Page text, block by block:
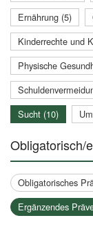
Ernährung (5)
Kinderrechte und
Physische
Sucht (10)
Obligatorisch/
Obligatorisches
Ergänzendes